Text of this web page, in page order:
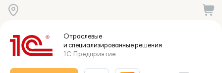
Отраслевые
и специализированныерешения
1С:Предприятие